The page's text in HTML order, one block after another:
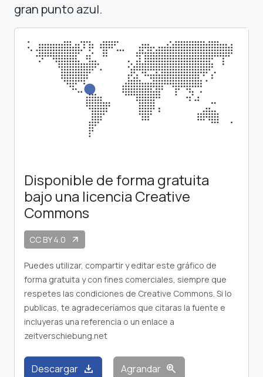
gran punto azul.
Disponible de forma gratuita
bajo una licencia Creative
Commons
CC BY 4.0 arrow_outward
Puedes utilizar, compartir y editar este gráfico de
forma gratuita y con fines comerciales, siempre que
respetes las condiciones de Creative Commons. Si lo
publicas, te agradeceríamos que citaras la fuente e
incluyeras una referencia o un enlace a
zeitverschiebung.net
Descargar download Agrandar zoom_in